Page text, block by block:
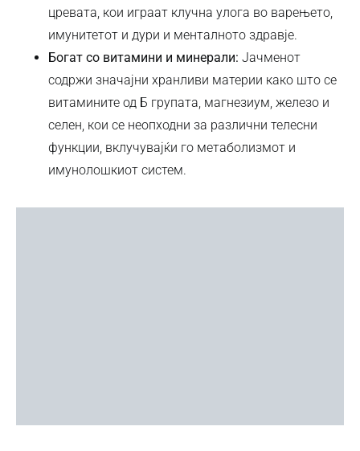
цревата, кои играат клучна улога во варењето,
имунитетот и дури и менталното здравје.
Богат со витамини и минерали: Јачменот
содржи значајни хранливи материи како што се
витамините од Б групата, магнезиум, железо и
селен, кои се неопходни за различни телесни
функции, вклучувајќи го метаболизмот и
имунолошкиот систем.